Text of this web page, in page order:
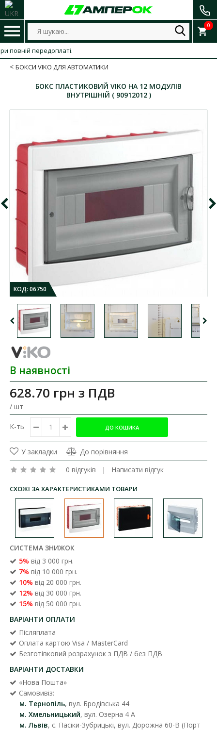
0
передоплаті.
БОКСИ VIKO ДЛЯ АВТОМАТИКИ
БОКС ПЛАСТИКОВИЙ VIKO НА 12 МОДУЛІВ
ВНУТРІШНІЙ ( 90912012 )
КОД: 06750
В наявності
628.70 грн з ПДВ
/ шт
К-ть
У закладки
До порівняння
0 відгуків | Написати відгук
СХОЖІ ЗА ХАРАКТЕРИСТИКАМИ ТОВАРИ
СИСТЕМА ЗНИЖОК
5% від 3 000 грн.
7% від 10 000 грн.
10% від 20 000 грн.
12% від 30 000 грн.
15% від 50 000 грн.
ВАРІАНТИ ОПЛАТИ
Післяплата
Оплата картою Visa / MasterCard
Безготівковий розрахунок з ПДВ / без ПДВ
ВАРІАНТИ ДОСТАВКИ
«Нова Пошта»
Самовивіз:
м. Тернопіль, вул. Бродівська 44
м. Хмельницький, вул. Озерна 4 А
м. Львів, с. Пасіки-Зубрицькі, вул. Дорожна 60-В (Порт